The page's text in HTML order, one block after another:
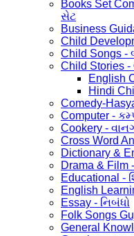
Books Set
સેટ
Business
Child
Child Songs -
Child Stories -
English
Hindi
Comedy-
Computer -
Cookery -
Cross Word
Dictionary &
Drama & Film
Educational -
English
Essay - નિબંધો
Folk Songs
General